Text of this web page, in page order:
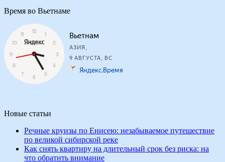
Время во Вьетнаме
Новые статьи
Речные круизы по Енисею: незабываемое путешествие
по великой сибирской реке
Как снять квартиру на длительный срок без риска: на
что обратить внимание